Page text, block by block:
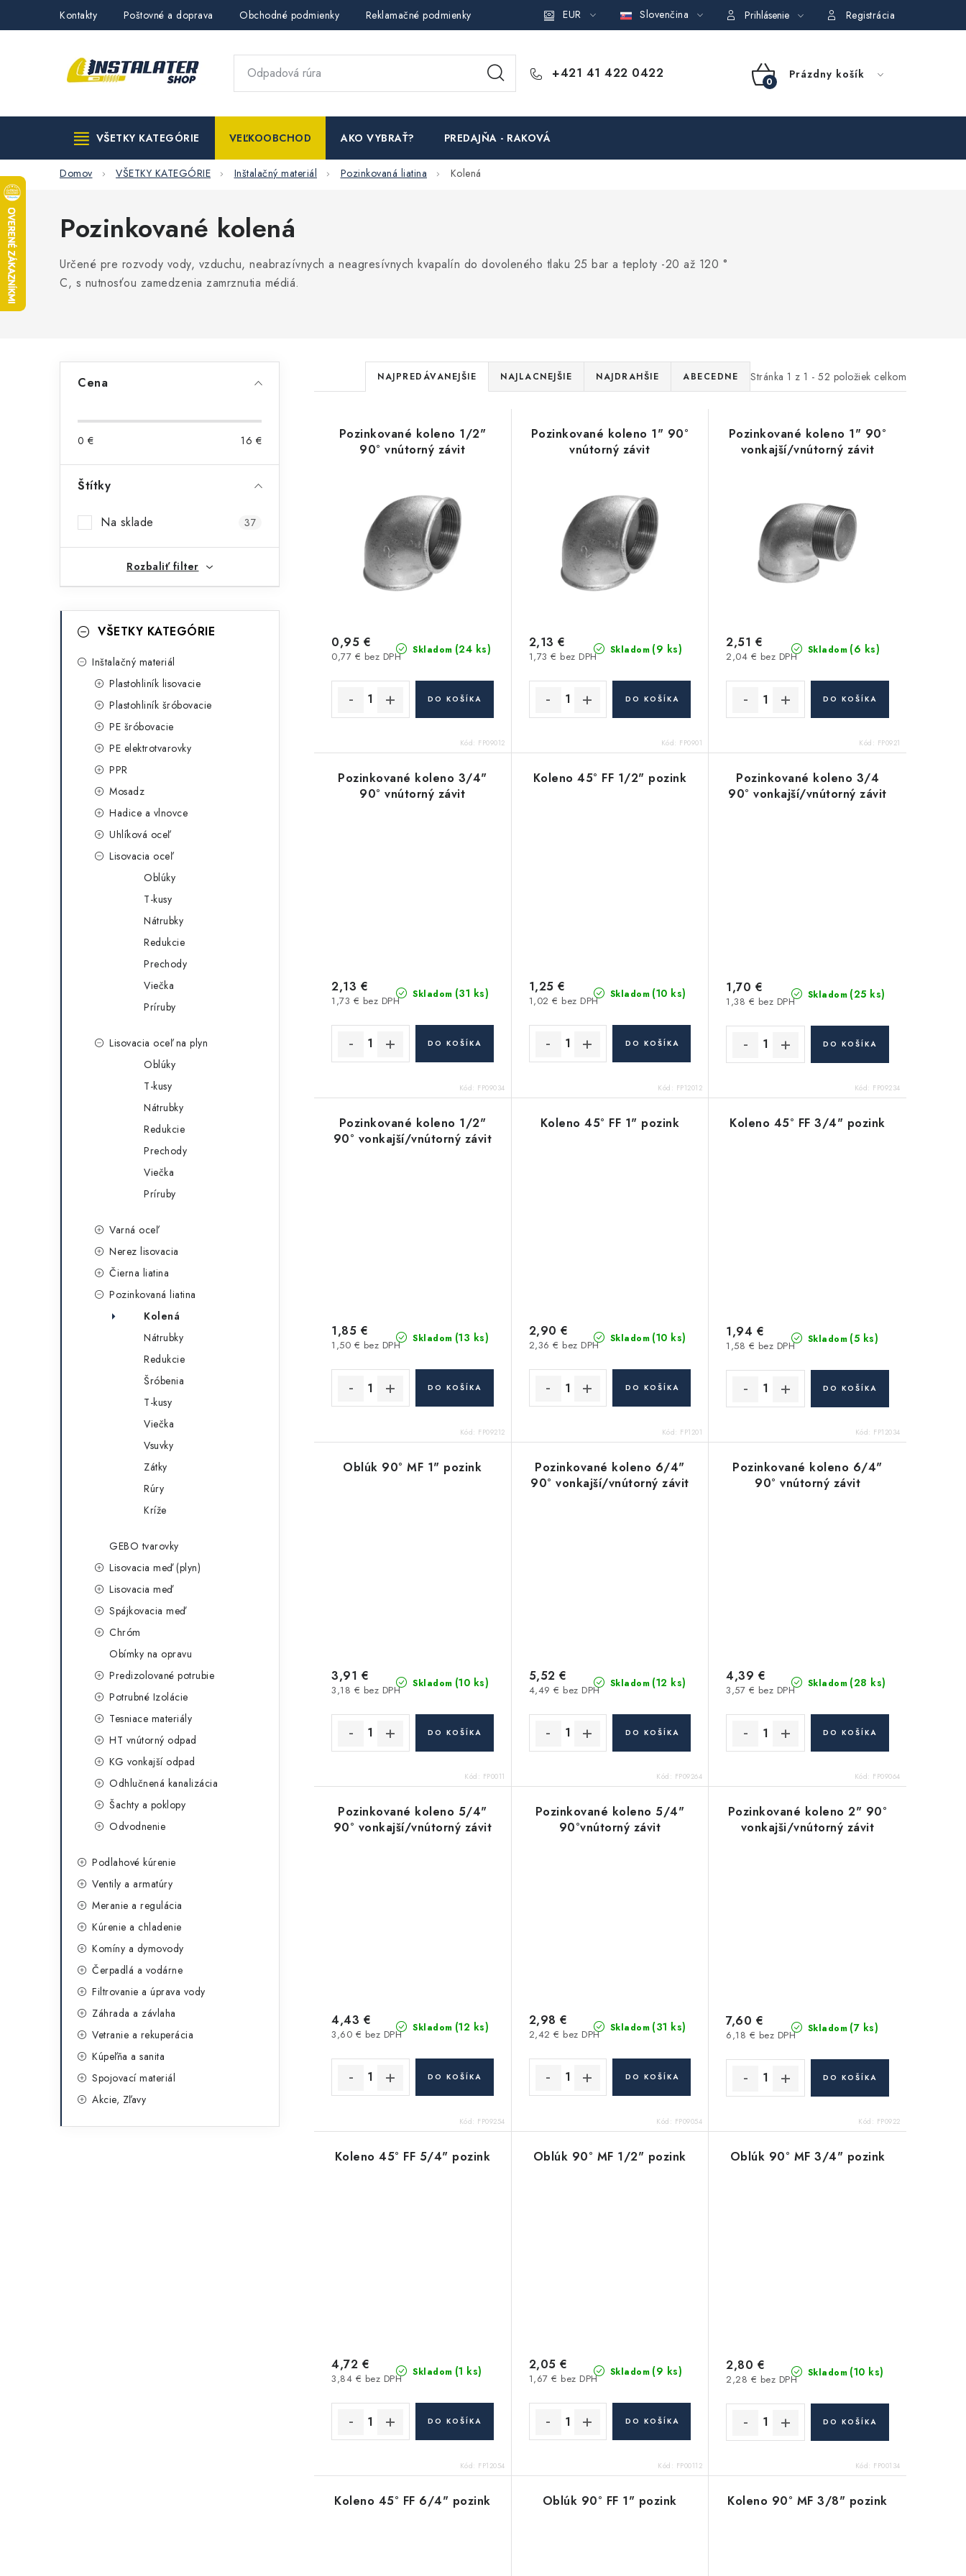
Kontakty Poštovné a doprava Obchodné podmienky Reklamačné podmienky Podmienky ochrany osobných údajov Obchodné podmienky požičovne náradia
EUR Slovenčina Prihlásenie Registrácia
+421 41 422 0422
NÁKUPNÝ
Prázdny košík
VŠETKY KATEGÓRIE VEĽKOOBCHOD AKO VYBRAŤ? PREDAJŇA - RAKOVÁ
Domov VŠETKY KATEGÓRIE Inštalačný materiál Pozinkovaná liatina Kolená
Pozinkované kolená
Určené pre rozvody vody, vzduchu, neabrazívnych a neagresívnych kvapalín do dovoleného tlaku 25 bar a teploty -20 až 120 °
C, s nutnosťou zamedzenia zamrznutia médiá.
n
a
e
l
Cena
0 € 16 €
Štítky
Na sklade 37
Rozbaliť filter
kategórieVŠETKY KATEGÓRIE
Inštalačný materiál
Plastohliník lisovacie
Plastohliník šróbovacie
PE šróbovacie
PE elektrotvarovky
PPR
Mosadz
Hadice a vlnovce
Uhlíková oceľ
Lisovacia oceľ
Oblúky
T-kusy
Nátrubky
Redukcie
Prechody
Viečka
Príruby
Lisovacia oceľ na plyn
Oblúky
T-kusy
Nátrubky
Redukcie
Prechody
Viečka
Príruby
Varná oceľ
Nerez lisovacia
Čierna liatina
Pozinkovaná liatina
Kolená
Nátrubky
Redukcie
Šróbenia
T-kusy
Viečka
Vsuvky
Zátky
Rúry
Kríže
GEBO tvarovky
Lisovacia meď (plyn)
Lisovacia meď
Spájkovacia meď
Chróm
Obímky na opravu
Predizolované potrubie
Potrubné Izolácie
Tesniace materiály
HT vnútorný odpad
KG vonkajší odpad
Odhlučnená kanalizácia
Šachty a poklopy
Odvodnenie
Podlahové kúrenie
Ventily a armatúry
Meranie a regulácia
Kúrenie a chladenie
Komíny a dymovody
Čerpadlá a vodárne
Filtrovanie a úprava vody
Záhrada a závlaha
Vetranie a rekuperácia
Kúpeľňa a sanita
Spojovací materiál
Akcie, Zľavy
Stránka 1 z 1 - 52 položiek celkom
R
a
d
e
e
p
r
d
u
k
t
o
v
NAJPREDÁVANEJŠIE NAJLACNEJŠIE NAJDRAHŠIE ABECEDNE
o
Pozinkované koleno 1/2"
90° vnútorný závit
Skladom (24 ks)
0,77 € bez DPH
0,95 €
DO KOŠÍKA
Kód: FP09012
Pozinkované koleno 1" 90°
vnútorný závit
Skladom (9 ks)
1,73 € bez DPH
2,13 €
DO KOŠÍKA
Kód: FP0901
Pozinkované koleno 1" 90°
vonkajší/vnútorný závit
Skladom (6 ks)
2,04 € bez DPH
2,51 €
DO KOŠÍKA
Kód: FP0921
Pozinkované koleno 3/4"
90° vnútorný závit
Skladom (31 ks)
1,73 € bez DPH
2,13 €
DO KOŠÍKA
Kód: FP09034
Koleno 45° FF 1/2" pozink
Skladom (10 ks)
1,02 € bez DPH
1,25 €
DO KOŠÍKA
Kód: FP12012
Pozinkované koleno 3/4
90° vonkajší/vnútorný závit
Skladom (25 ks)
1,38 € bez DPH
1,70 €
DO KOŠÍKA
Kód: FP09234
Pozinkované koleno 1/2"
90° vonkajší/vnútorný závit
Skladom (13 ks)
1,50 € bez DPH
1,85 €
DO KOŠÍKA
Kód: FP09212
Koleno 45° FF 1" pozink
Skladom (10 ks)
2,36 € bez DPH
2,90 €
DO KOŠÍKA
Kód: FP1201
Koleno 45° FF 3/4" pozink
Skladom (5 ks)
1,58 € bez DPH
1,94 €
DO KOŠÍKA
Kód: FP12034
Oblúk 90° MF 1" pozink
Skladom (10 ks)
3,18 € bez DPH
3,91 €
DO KOŠÍKA
Kód: FP0011
Pozinkované koleno 6/4"
90° vonkajší/vnútorný závit
Skladom (12 ks)
4,49 € bez DPH
5,52 €
DO KOŠÍKA
Kód: FP09264
Pozinkované koleno 6/4"
90° vnútorný závit
Skladom (28 ks)
3,57 € bez DPH
4,39 €
DO KOŠÍKA
Kód: FP09064
Pozinkované koleno 5/4"
90° vonkajší/vnútorný závit
Skladom (12 ks)
3,60 € bez DPH
4,43 €
DO KOŠÍKA
Kód: FP09254
Pozinkované koleno 5/4"
90°vnútorný závit
Skladom (31 ks)
2,42 € bez DPH
2,98 €
DO KOŠÍKA
Kód: FP09054
Pozinkované koleno 2" 90°
vonkajši/vnútorný závit
Skladom (7 ks)
6,18 € bez DPH
7,60 €
DO KOŠÍKA
Kód: FP0922
Koleno 45° FF 5/4" pozink
Skladom (1 ks)
3,84 € bez DPH
4,72 €
DO KOŠÍKA
Kód: FP12054
Oblúk 90° MF 1/2" pozink
Skladom (9 ks)
1,67 € bez DPH
2,05 €
DO KOŠÍKA
Kód: FP00112
Oblúk 90° MF 3/4" pozink
Skladom (10 ks)
2,28 € bez DPH
2,80 €
DO KOŠÍKA
Kód: FP00134
Koleno 45° FF 6/4" pozink Oblúk 90° FF 1" pozink Koleno 90° MF 3/8" pozink